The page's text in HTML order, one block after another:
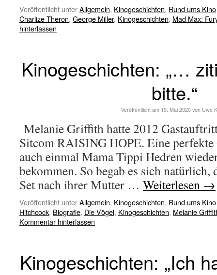
Veröffentlicht unterAllgemein, Kinogeschichten, Rund ums Kino
Charlize Theron, George Miller, Kinogeschichten, Mad Max:
hinterlassen
Kinogeschichten: „…
bitte.“
Veröffentlicht am 19. Mai 2020 von Uwe
Melanie Griffith hatte 2012
Sitcom RAISING HOPE. Eine
auch einmal Mama Tippi Hedren
bekommen. So begab es sich natürlich,
Set nach ihrer Mutter … Weiterlesen →
Veröffentlicht unterAllgemein, Kinogeschichten, Rund ums Kino
Hitchcock, Biografie, Die Vögel, Kinogeschichten, Melanie
Kommentar hinterlassen
Kinogeschichten: „Ich